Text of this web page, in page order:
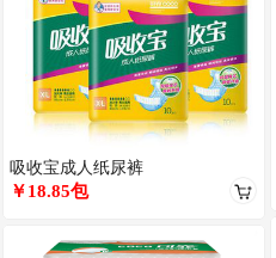
吸收宝成人纸尿裤
￥18.85包